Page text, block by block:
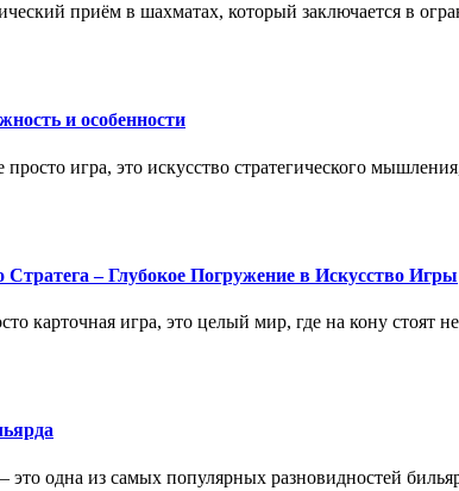
приём в шахматах, который заключается в
и особенности
игра, это искусство стратегического
– Глубокое Погружение в Искусство Игры
карточная игра, это целый мир, где на кону стоят
это одна из самых популярных разновидностей